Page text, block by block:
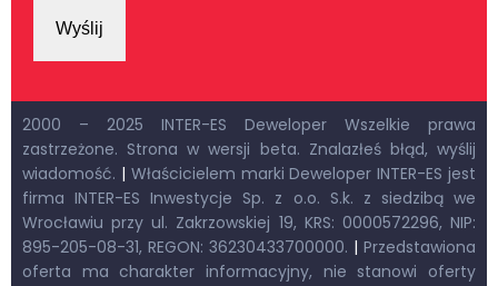
2000 – 2025 INTER-ES Deweloper Wszelkie prawa
zastrzeżone. Strona w wersji beta. Znalazłeś błąd, wyślij
wiadomość. | Właścicielem marki Deweloper INTER-ES jest
firma INTER-ES Inwestycje Sp. z o.o. S.k. z siedzibą we
Wrocławiu przy ul. Zakrzowskiej 19, KRS: 0000572296, NIP:
895-205-08-31, REGON: 36230433700000. | Przedstawiona
oferta ma charakter informacyjny, nie stanowi oferty